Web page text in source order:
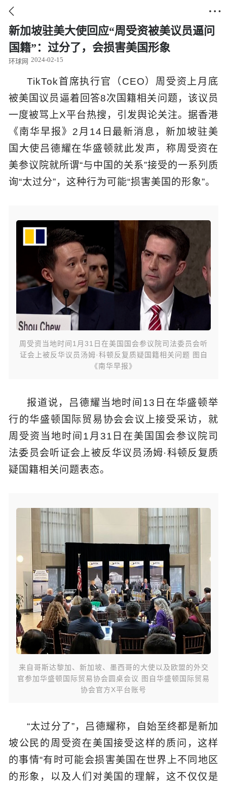
 
新加坡驻美大使回应“周受资被美议员逼问
国籍”：过分了，会损害美国形象
环球网 2024-02-15
TikTok首席执行官（CEO）周受资上月底
被美国议员逼着回答8次国籍相关问题，该议员
一度被骂上X平台热搜，引发舆论关注。据香港
《南华早报》2月14日最新消息，新加坡驻美
国大使吕德耀在华盛顿就此发声，称周受资在
美参议院就所谓“与中国的关系”接受的一系列质
询“太过分”，这种行为可能“损害美国的形象”。
周受资当地时间1月31日在美国国会参议院司法委员会听
证会上被反华议员汤姆·科顿反复质疑国籍相关问题 图自
《南华早报》
报道说，吕德耀当地时间13日在华盛顿举
行的华盛顿国际贸易协会会议上接受采访，就
周受资当地时间1月31日在美国国会参议院司
法委员会听证会上被反华议员汤姆·科顿反复质
疑国籍相关问题表态。
来自哥斯达黎加、新加坡、墨西哥的大使以及欧盟的外交
官参加华盛顿国际贸易协会圆桌会议 图自华盛顿国际贸易
协会官方X平台账号
“太过分了”，吕德耀称，自始至终都是新加
坡公民的周受资在美国接受这样的质问，这样
的事情“有时可能会损害美国在世界上不同地区
的形象，以及人们对美国的理解，这不仅仅是